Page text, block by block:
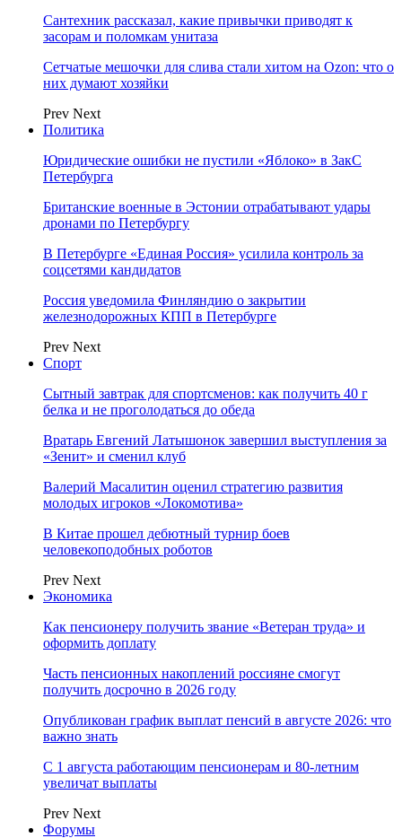
Сантехник рассказал, какие привычки приводят к
засорам и поломкам унитаза
Сетчатые мешочки для слива стали хитом на Ozon: что о
них думают хозяйки
Prev Next
Политика
Юридические ошибки не пустили «Яблоко» в ЗакС
Петербурга
Британские военные в Эстонии отрабатывают удары
дронами по Петербургу
В Петербурге «Единая Россия» усилила контроль за
соцсетями кандидатов
Россия уведомила Финляндию о закрытии
железнодорожных КПП в Петербурге
Prev Next
Спорт
Сытный завтрак для спортсменов: как получить 40 г
белка и не проголодаться до обеда
Вратарь Евгений Латышонок завершил выступления за
«Зенит» и сменил клуб
Валерий Масалитин оценил стратегию развития
молодых игроков «Локомотива»
В Китае прошел дебютный турнир боев
человекоподобных роботов
Prev Next
Экономика
Как пенсионеру получить звание «Ветеран труда» и
оформить доплату
Часть пенсионных накоплений россияне смогут
получить досрочно в 2026 году
Опубликован график выплат пенсий в августе 2026: что
важно знать
С 1 августа работающим пенсионерам и 80-летним
увеличат выплаты
Prev Next
Форумы